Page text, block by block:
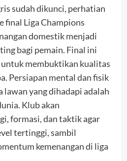
sudah dikunci, perhatian
final Liga Champions
domestik menjadi
bagi pemain. Final ini
membuktikan kualitas
Persiapan mental dan fisik
lawan yang dihadapi adalah
Klub akan
formasi, dan taktik agar
tertinggi, sambil
kemenangan di liga